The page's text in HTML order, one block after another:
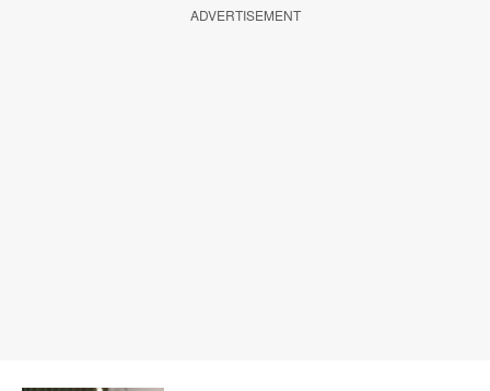
ADVERTISEMENT